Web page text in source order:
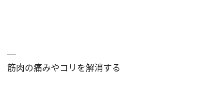
筋肉の痛みやコリを解消する